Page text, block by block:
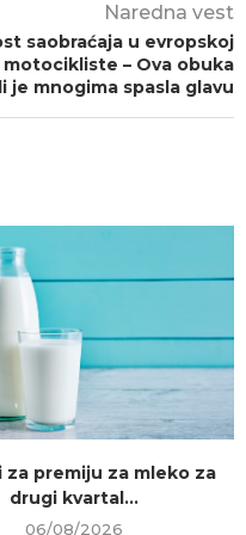
Naredna vest
saobraćaja u evropskoj
– Ova obuka
je mnogima spasla glavu
za premiju za mleko za
drugi kvartal...
06/08/2026